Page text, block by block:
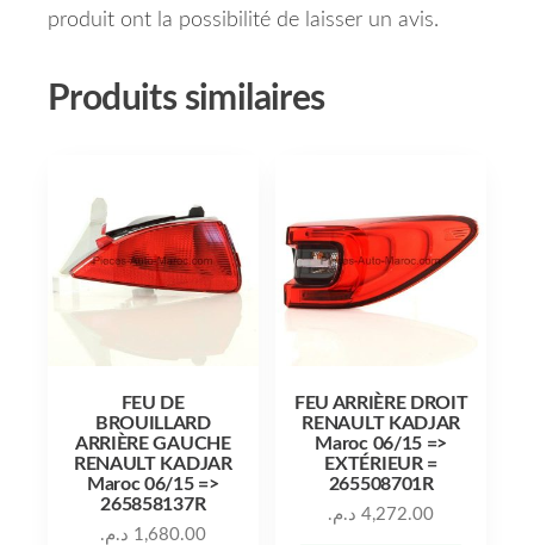
produit ont la possibilité de laisser un avis.
Produits similaires
FEU DE
BROUILLARD
ARRIÈRE GAUCHE
RENAULT KADJAR
Maroc 06/15 =>
265858137R
1,680.00 د.م.
FEU ARRIÈRE DROIT
RENAULT KADJAR
Maroc 06/15 =>
EXTÉRIEUR =
265508701R
4,272.00 د.م.